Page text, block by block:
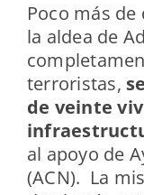
Poco más
la aldea de
terroristas,
de veinte
al apoyo de
(ACN). La